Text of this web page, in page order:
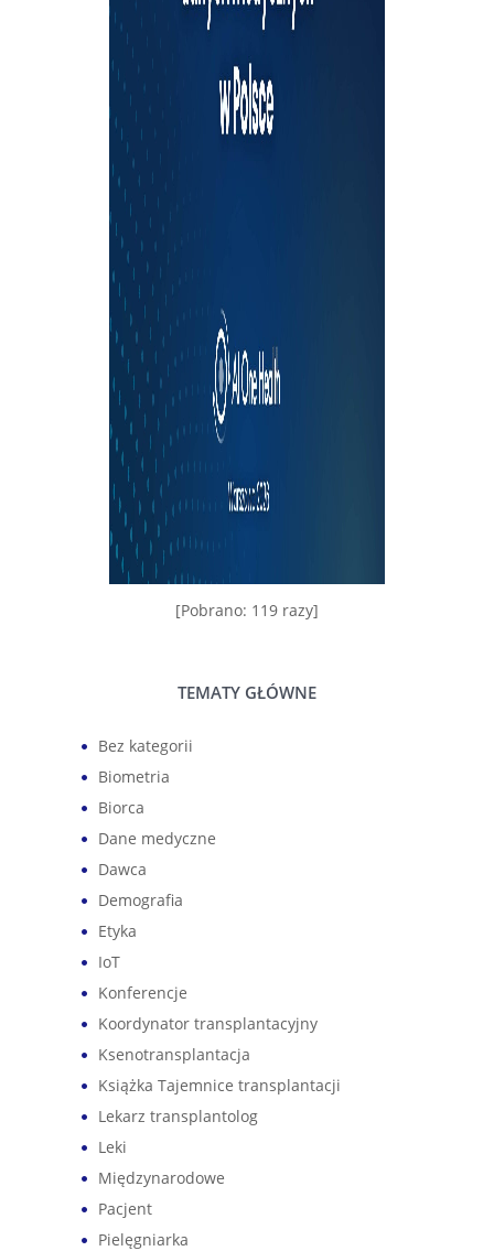
[Pobrano: 119 razy]
TEMATY GŁÓWNE
Bez kategorii
Biometria
Biorca
Dane medyczne
Dawca
Demografia
Etyka
IoT
Konferencje
Koordynator transplantacyjny
Ksenotransplantacja
Książka Tajemnice transplantacji
Lekarz transplantolog
Leki
Międzynarodowe
Pacjent
Pielęgniarka